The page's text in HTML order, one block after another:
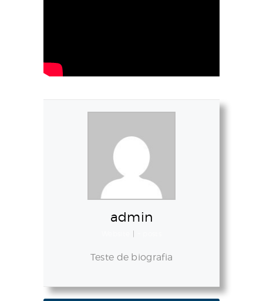
admin
Teste de biografia